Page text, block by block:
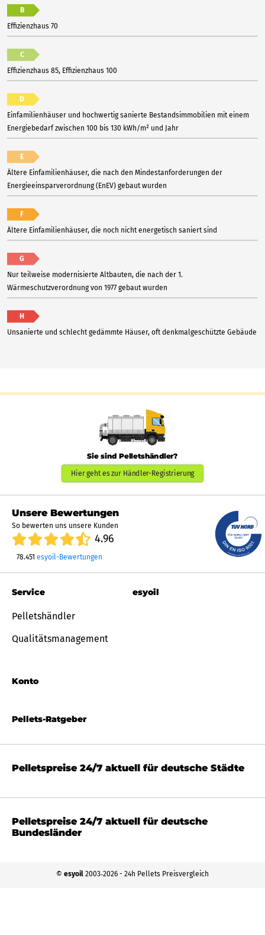
B
Effizienzhaus 70
C
Effizienzhaus 85, Effizienzhaus 100
D
Einfamilienhäuser und hochwertig sanierte Bestandsimmobilien mit einem
Energiebedarf zwischen 100 bis 130 kWh/m² und Jahr
E
Ältere Einfamilienhäuser, die nach den Mindestanforderungen der
Energieeinsparverordnung (EnEV) gebaut wurden
F
Ältere Einfamilienhäuser, die noch nicht energetisch saniert sind
G
Nur teilweise modernisierte Altbauten, die nach der 1.
Wärmeschutzverordnung von 1977 gebaut wurden
H
Unsanierte und schlecht gedämmte Häuser, oft denkmalgeschützte Gebäude
Sie sind Pelletshändler?
Hier geht es zur Händler-Registrierung
Unsere Bewertungen
So bewerten uns unsere Kunden
4.96
78.451 esyoil-Bewertungen
Pellets-Ratgeber
Service
Pelletshändler
Qualitätsmanagement
Konto
esyoil
Pelletspreise 24/7 aktuell für deutsche Städte
Pelletspreise 24/7 aktuell für deutsche
Bundesländer
© esyoil 2003‐2026 - 24h Pellets Preisvergleich